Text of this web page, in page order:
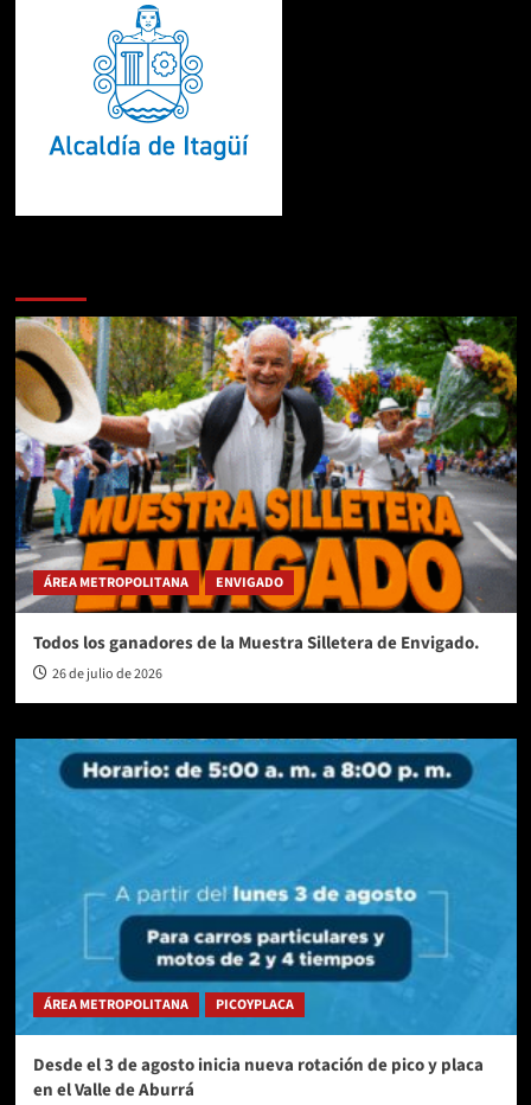
ÁREA METROPOLITANA ENVIGADO
Todos los ganadores de la Muestra Silletera de Envigado.
26 de julio de 2026
ÁREA METROPOLITANA PICOYPLACA
Desde el 3 de agosto inicia nueva rotación de pico y placa
en el Valle de Aburrá